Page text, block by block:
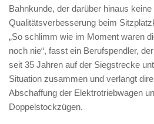
Bahnkunde, der darüber hinaus
Qualitätsverbesserung beim
„So schlimm wie im Moment waren
noch nie“, fasst ein Berufspendler,
seit 35 Jahren auf der Siegstrecke
Situation zusammen und verlangt
Abschaffung der Elektrotriebwagen
Doppelstockzügen.